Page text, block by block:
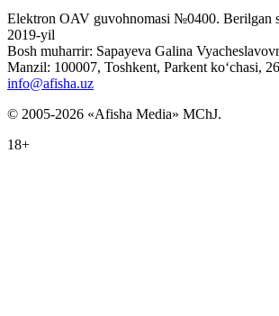
Elektron OAV guvohnomasi №0400. Berilgan
2019-yil
Bosh muharrir: Sapayeva Galina
Manzil: 100007, Toshkent, Parkent ko‘chasi,
info@afisha.uz
© 2005-2026 «Afisha Media» MChJ.
18+